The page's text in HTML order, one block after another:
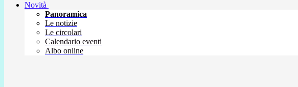
Novità
Panoramica
Le notizie
Le circolari
Calendario eventi
Albo online